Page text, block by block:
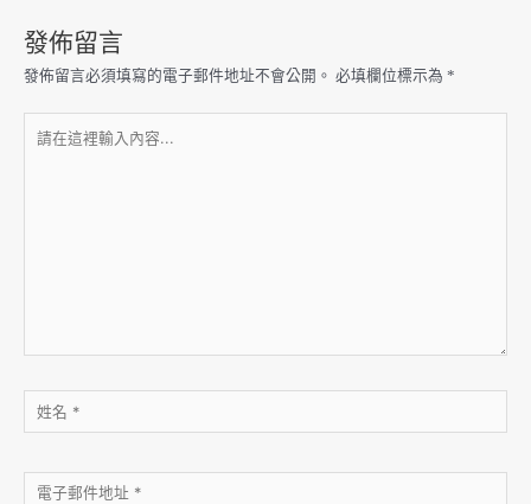
發佈留言
發佈留言必須填寫的電子郵件地址不會公開。 必填欄位標示為 *